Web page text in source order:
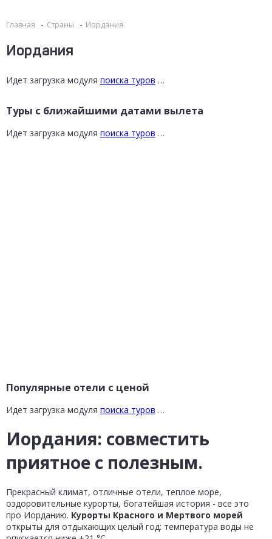
Главная Страны Иордания
Иордания
Идет загрузка модуля поиска туров …
Туры с ближайшими датами вылета
Идет загрузка модуля поиска туров …
Популярные отели с ценой
Идет загрузка модуля поиска туров …
Иордания: совместить
приятное с полезным.
Прекрасный климат, отличные отели, теплое море,
оздоровительные курорты, богатейшая история - все это
про Иорданию. Курорты Красного и Мертвого морей
открыты для отдыхающих целый год: температура воды не